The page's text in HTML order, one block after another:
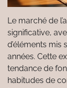
Le marché de
significative,
d’éléments mis
années. Cette
tendance de
habitudes de